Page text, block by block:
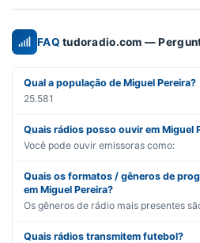
FAQ tudoradio.com —
Qual a população de Miguel Pereira?
25.581
Quais rádios posso ouvir em Miguel
Você pode ouvir emissoras como:
Quais os formatos / gêneros de
em Miguel Pereira?
Os gêneros de rádio mais presentes
Quais rádios transmitem futebol?